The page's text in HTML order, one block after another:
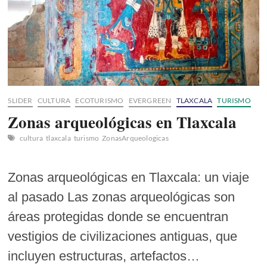
SLIDER CULTURA ECOTURISMO EVERGREEN TLAXCALA TURISMO
Zonas arqueológicas en Tlaxcala
cultura tlaxcala turismo ZonasArqueologicas
Zonas arqueológicas en Tlaxcala: un viaje
al pasado Las zonas arqueológicas son
áreas protegidas donde se encuentran
vestigios de civilizaciones antiguas, que
incluyen estructuras, artefactos…